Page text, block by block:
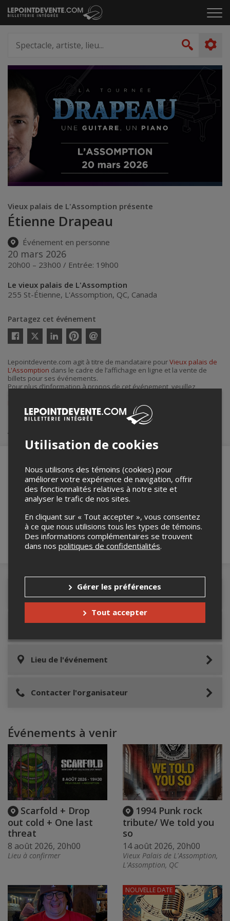
Passer
au
le
artiste,
lieu...
Vieux palais de L'Assomption présente
Étienne Drapeau
Événement en personne
20 mars 2026
20h00 – 23h00 / Entrée: 19h00
Le vieux palais de L'Assomption
255 St-Étienne, L'Assomption, QC, Canada
Partagez cet événement
Twitter
courriel
Lepointdevente.com agit à titre de mandataire pourVieux palais de
L'Assomption dans le cadre de l’affichage en ligne et la vente de
billets pour ses événements.
Pour plus d’information à propos de cet événement, veuillez
Achat de billets
Merci de confirmer que vous n'êtes pas un
robot ci-bas.
Détails de l'événement
Lieu de l'événement
Contacter l'organisateur
Événements à venir
Scarfold + Drop
out cold + One last
threat
8 août 2026, 20h00
Lieu à confirmer
1994 Punk rock
tribute/ We told you
so
14 août 2026, 20h00
Vieux Palais de L'Assomption,
L'Assomption, QC
NOUVELLE DATE
Utilisation de cookies
Nous utilisons des témoins (cookies) pour
améliorer votre expérience de navigation, offrir
des fonctionnalités relatives à notre site et
analyser le trafic de nos sites.
En cliquant sur « Tout accepter », vous consentez
à ce que nous utilisions tous les types de témoins.
Des informations complémentaires se trouvent
dans nos politiques de confidentialités.
Gérer les préférences
Tout accepter